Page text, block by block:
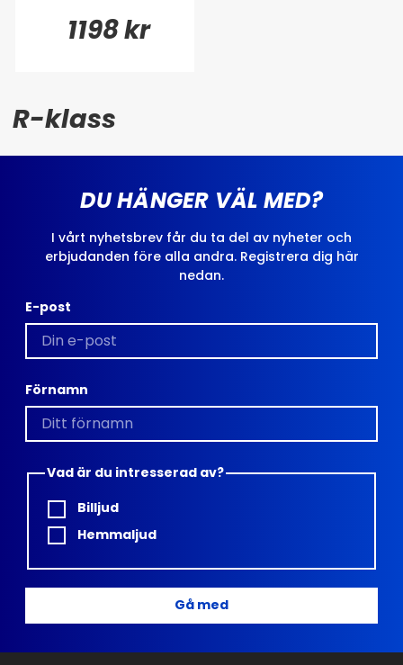
1198 kr
R-klass
DU HÄNGER VÄL MED?
I vårt nyhetsbrev får du ta del av nyheter och
erbjudanden före alla andra. Registrera dig här
nedan.
E-post
Förnamn
Vad är du intresserad av?
Billjud
Hemmaljud
Gå med